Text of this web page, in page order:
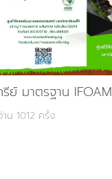
ย์ มาตรฐาน IFOAM
น 1012 ครั้ง